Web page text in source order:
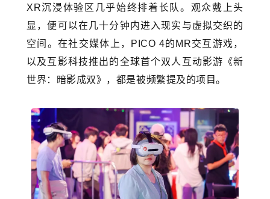
XR沉浸体验区几乎始终排着长队。观众戴上头
显，便可以在几十分钟内进入现实与虚拟交织的
空间。在社交媒体上，PICO 4的MR交互游戏，
以及互影科技推出的全球首个双人互动影游《新
世界：暗影成双》，都是被频繁提及的项目。